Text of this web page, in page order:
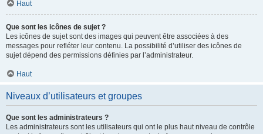
Haut
Que sont les icônes de sujet ?
Les icônes de sujet sont des images qui peuvent être associées à des
messages pour refléter leur contenu. La possibilité d’utiliser des icônes de
sujet dépend des permissions définies par l’administrateur.
Haut
Niveaux d’utilisateurs et groupes
Que sont les administrateurs ?
Les administrateurs sont les utilisateurs qui ont le plus haut niveau de contrôle